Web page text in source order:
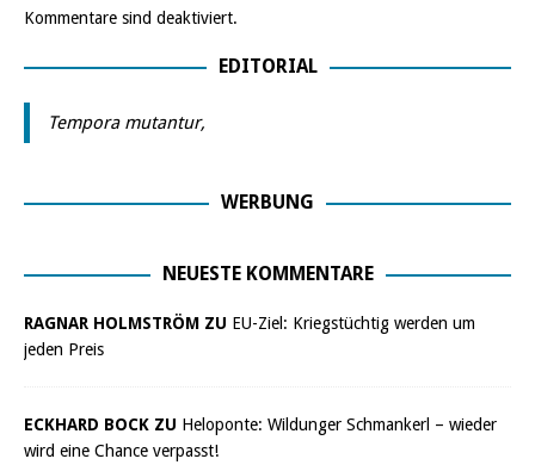
Kommentare sind deaktiviert.
EDITORIAL
Tempora mutantur,
WERBUNG
NEUESTE KOMMENTARE
RAGNAR HOLMSTRÖM ZU EU-Ziel: Kriegstüchtig werden um
jeden Preis
ECKHARD BOCK ZU Heloponte: Wildunger Schmankerl – wieder
wird eine Chance verpasst!